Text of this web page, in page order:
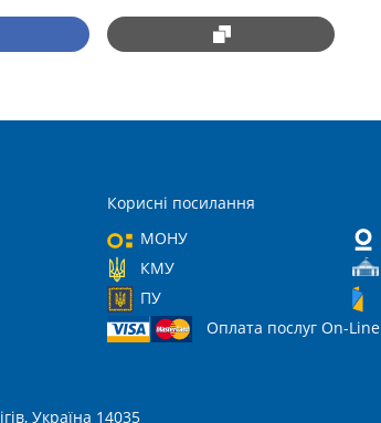
Корисні посилання
МОНУ
КМУ
ПУ
Оплата послуг On-Line
Україна 14035